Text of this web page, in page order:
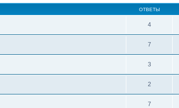
ОТВЕТЫ
4
7
3
2
7